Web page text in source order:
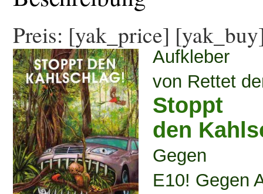
Preis: [yak_price]
Aufkleber
von Rettet
Stoppt
den
Gegen
E10! Gegen